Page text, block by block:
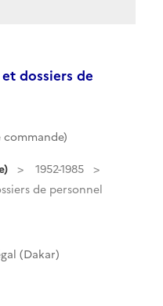
dossiers de
commande)
1952-1985
de personnel
(Dakar)